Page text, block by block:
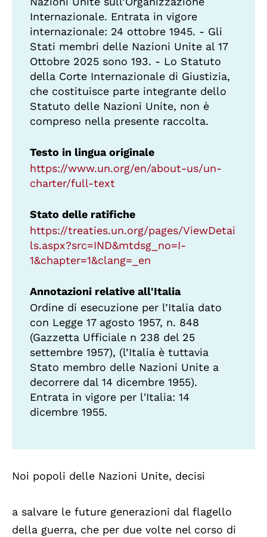
Internazionale. Entrata in vigore
internazionale: 24 ottobre 1945. - Gli
Stati membri delle Nazioni Unite al 17
Ottobre 2025 sono 193. - Lo Statuto
della Corte Internazionale di Giustizia,
che costituisce parte integrante dello
Statuto delle Nazioni Unite, non è
compreso nella presente raccolta.
Testo in lingua originale
https://www.un.org/en/about-us/un-
charter/full-text
Stato delle ratifiche
https://treaties.un.org/pages/ViewDetai
ls.aspx?src=IND&mtdsg_no=I-
1&chapter=1&clang=_en
Annotazioni relative all'Italia
Ordine di esecuzione per l’Italia dato
con Legge 17 agosto 1957, n. 848
(Gazzetta Ufficiale n 238 del 25
settembre 1957), (l’Italia è tuttavia
Stato membro delle Nazioni Unite a
decorrere dal 14 dicembre 1955).
Entrata in vigore per l'Italia: 14
dicembre 1955.
Noi popoli delle Nazioni Unite, decisi
a salvare le future generazioni dal flagello
della guerra, che per due volte nel corso di